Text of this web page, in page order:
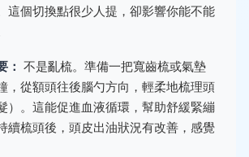
這個切換點很少人提，卻影響你能不能
： 不是亂梳。準備一把寬齒梳或氣墊
，從額頭往後腦勺方向，輕柔地梳理頭
）。這能促進血液循環，幫助舒緩緊繃
續梳頭後，頭皮出油狀況有改善，感覺